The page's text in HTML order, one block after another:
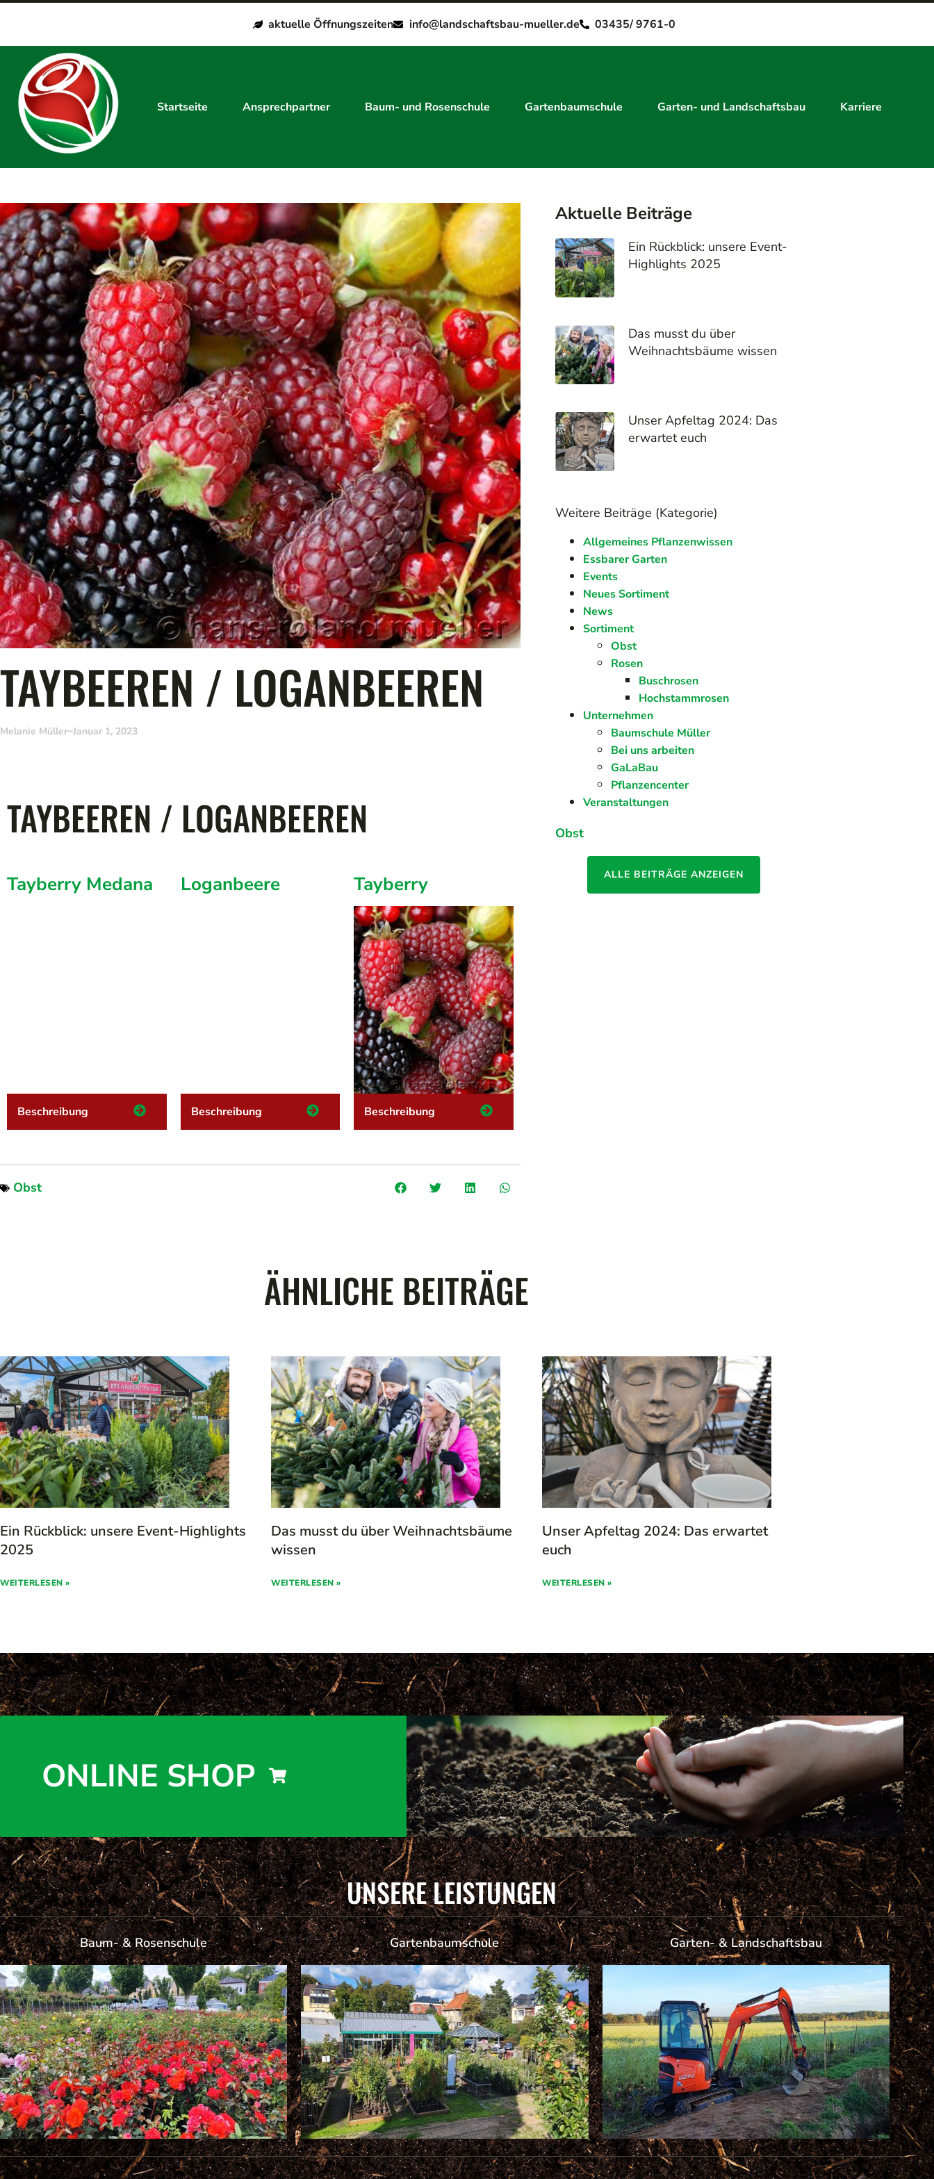
aktuelle Öffnungszeiten info@landschaftsbau-mueller.de 03435/ 9761-0
Startseite Ansprechpartner Baum- und Rosenschule Gartenbaumschule Garten- und Landschaftsbau Karriere
TAYBEEREN / LOGANBEEREN
Melanie Müller Januar 1, 2023
TAYBEEREN / LOGANBEEREN
Tayberry Medana
Beschreibung
Loganbeere
Beschreibung
Tayberry
Beschreibung
Obst
Aktuelle Beiträge
Ein Rückblick: unsere Event-
Highlights 2025
Das musst du über
Weihnachtsbäume wissen
Unser Apfeltag 2024: Das
erwartet euch
Weitere Beiträge (Kategorie)
Allgemeines Pflanzenwissen
Essbarer Garten
Events
Neues Sortiment
News
Sortiment
Obst
Rosen
Buschrosen
Hochstammrosen
Unternehmen
Baumschule Müller
Bei uns arbeiten
GaLaBau
Pflanzencenter
Veranstaltungen
Obst
ALLE BEITRÄGE ANZEIGEN
ÄHNLICHE BEITRÄGE
Ein Rückblick: unsere Event-Highlights
2025
WEITERLESEN »
Das musst du über Weihnachtsbäume
wissen
WEITERLESEN »
Unser Apfeltag 2024: Das erwartet
euch
WEITERLESEN »
ONLINE SHOP
UNSERE LEISTUNGEN
Baum- & Rosenschule Gartenbaumschule Garten- & Landschaftsbau